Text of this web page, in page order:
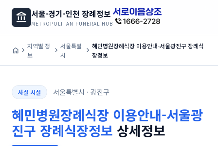
account_balance 서울·경기·인천 장례정보
METROPOLITAN FUNERAL HUB
home chevron_right 보 chevron_right 시 chevron_right 장정보
사설 시설 서울특별시 · 광진구
진구 장례식장정보 상세정보